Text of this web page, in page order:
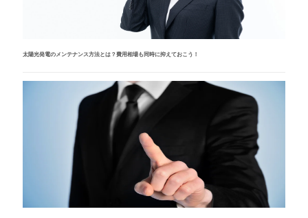
太陽光発電のメンテナンス方法とは？費用相場も同時に抑えておこう！